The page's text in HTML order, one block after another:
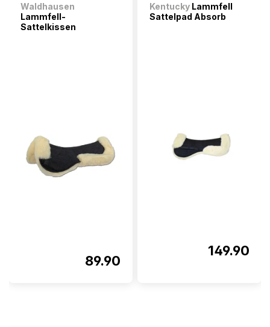
Waldhausen
Lammfell-
Sattelkissen
89.90
Kentucky Lammfell
Sattelpad Absorb
149.90